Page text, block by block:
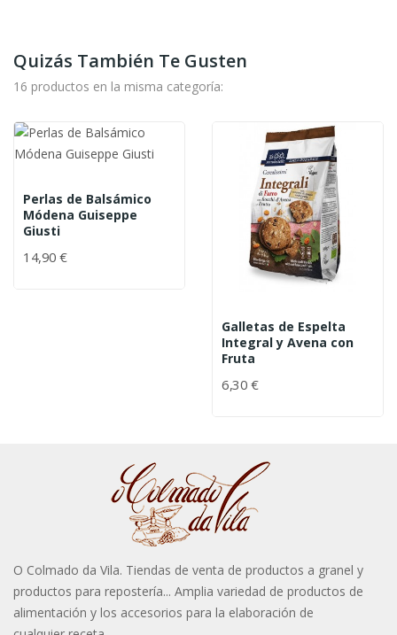
Quizás También Te Gusten
16 productos en la misma categoría:
Perlas de Balsámico
Módena Guiseppe
Giusti
14,90 €
Galletas de Espelta
Integral y Avena con
Fruta
6,30 €
O Colmado da Vila. Tiendas de venta de productos a granel y
productos para repostería... Amplia variedad de productos de
alimentación y los accesorios para la elaboración de